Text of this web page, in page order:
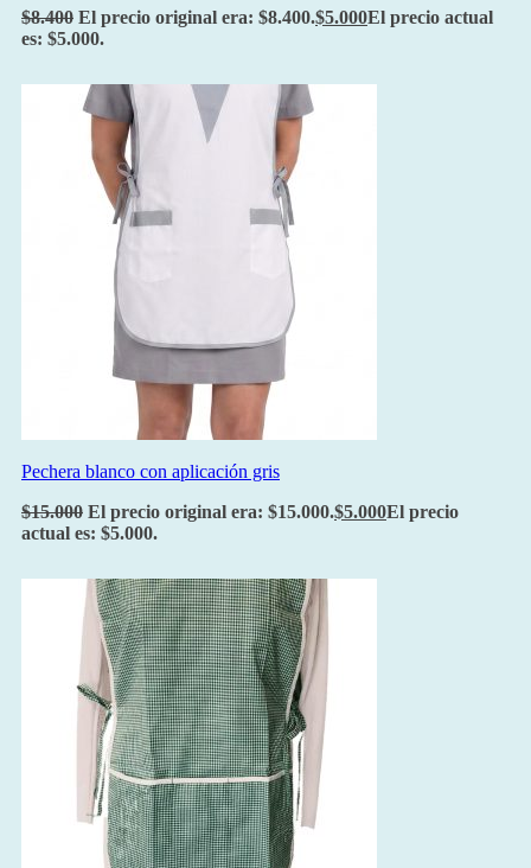
$8.400 El precio original era: $8.400.$5.000El precio actual
es: $5.000.
Pechera blanco con aplicación gris
$15.000 El precio original era: $15.000.$5.000El precio
actual es: $5.000.